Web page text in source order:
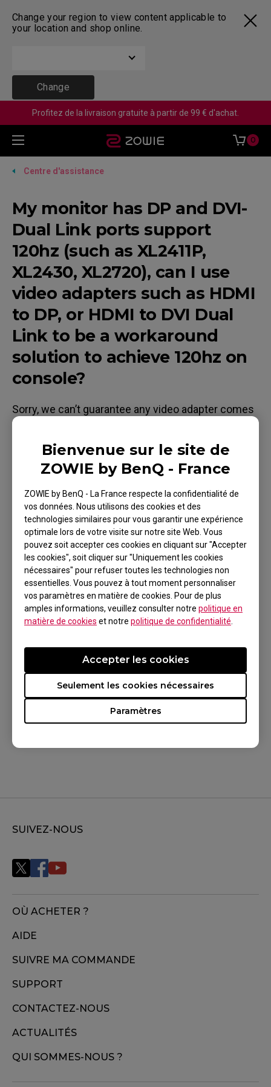
Change your region to view content applicable to
your location and shop online.
Change
Bienvenue sur le site de
ZOWIE by BenQ - France
ZOWIE by BenQ - La France respecte la confidentialité de
vos données. Nous utilisons des cookies et des
technologies similaires pour vous garantir une expérience
optimale lors de votre visite sur notre site Web. Vous
pouvez soit accepter ces cookies en cliquant sur "Accepter
les cookies", soit cliquer sur "Uniquement les cookies
nécessaires" pour refuser toutes les technologies non
essentielles. Vous pouvez à tout moment personnaliser
vos paramètres en matière de cookies. Pour de plus
amples informations, veuillez consulter notre politique en
matière de cookies et notre politique de confidentialité
Paramètres
Seulement les cookies nécessaires
Accepter les cookies
Profitez de la livraison gratuite à partir de 99 € d'achat.
0
Centre d'assistance
My monitor has DP and DVI-
Dual Link ports support
120hz (such as XL2411P,
XL2430, XL2720), can I use
video adapters such as HDMI
to DP, or HDMI to DVI Dual
Link to be a workaround
solution to achieve 120hz on
console?
Sorry, we can’t guarantee any video adapter comes
from 3rd party, since we can’t guarantee its spec
and quality which may vary. And also, since the
timing output from those video adapters may not
consist with industry-standard timing, even it may
work, then monitor will continuously show a
warranty message (For example: Incorrect cable.
Please use the DVI dual-link cable that came with
your monitor).
Modèles applicables
Cela a-t-il été utile
SUIVEZ-NOUS
OÙ ACHETER ?
AIDE
SUIVRE MA COMMANDE
SUPPORT
CONTACTEZ-NOUS
ACTUALITÉS
QUI SOMMES-NOUS ?